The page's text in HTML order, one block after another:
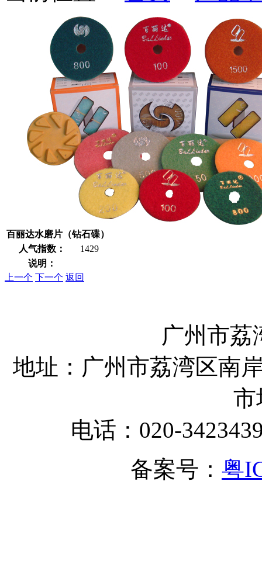
百丽达水磨片（钻石碟）
人气指数：
1429
说明：
上一个 下一个 返回
广州市荔
地址：广州市荔湾区南
市
电话：020-
备案号： 粤